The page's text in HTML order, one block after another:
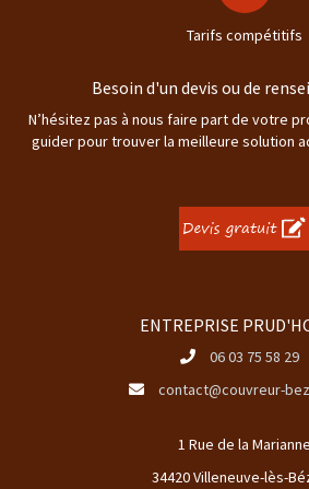
Tarifs compétitifs
Besoin d'un devis ou de
N’hésitez pas à nous faire part de votre
guider pour trouver la meilleure solution
ENTREPRISE
06 03 75 58 29
contact@couvreur-
1 Rue de la Marianne
34420 Villeneuve-lès-